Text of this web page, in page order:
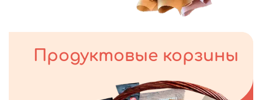
Продуктовые корзины